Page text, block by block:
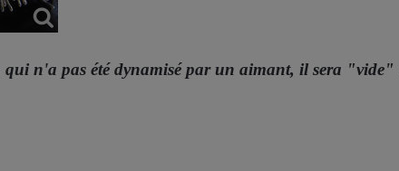
n'a pas été dynamisé par un aimant, il sera "vide"